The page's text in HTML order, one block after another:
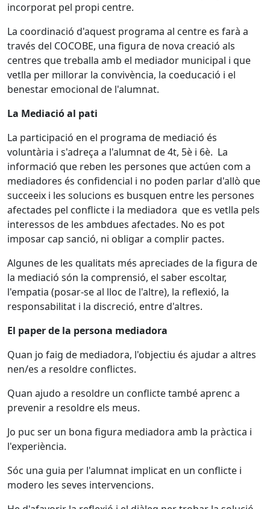
incorporat pel propi centre.
La coordinació d'aquest programa al centre es farà a
través del COCOBE, una figura de nova creació als
centres que treballa amb el mediador municipal i que
vetlla per millorar la convivència, la coeducació i el
benestar emocional de l'alumnat.
La Mediació al pati
La participació en el programa de mediació és
voluntària i s'adreça a l'alumnat de 4t, 5è i 6è. La
informació que reben les persones que actúen com a
mediadores és confidencial i no poden parlar d'allò que
succeeix i les solucions es busquen entre les persones
afectades pel conflicte i la mediadora que es vetlla pels
interessos de les ambdues afectades. No es pot
imposar cap sanció, ni obligar a complir pactes.
Algunes de les qualitats més apreciades de la figura de
la mediació són la comprensió, el saber escoltar,
l'empatia (posar-se al lloc de l'altre), la reflexió, la
responsabilitat i la discreció, entre d'altres.
El paper de la persona mediadora
Quan jo faig de mediadora, l'objectiu és ajudar a altres
nen/es a resoldre conflictes.
Quan ajudo a resoldre un conflicte també aprenc a
prevenir a resoldre els meus.
Jo puc ser un bona figura mediadora amb la pràctica i
l'experiència.
Sóc una guia per l'alumnat implicat en un conflicte i
modero les seves intervencions.